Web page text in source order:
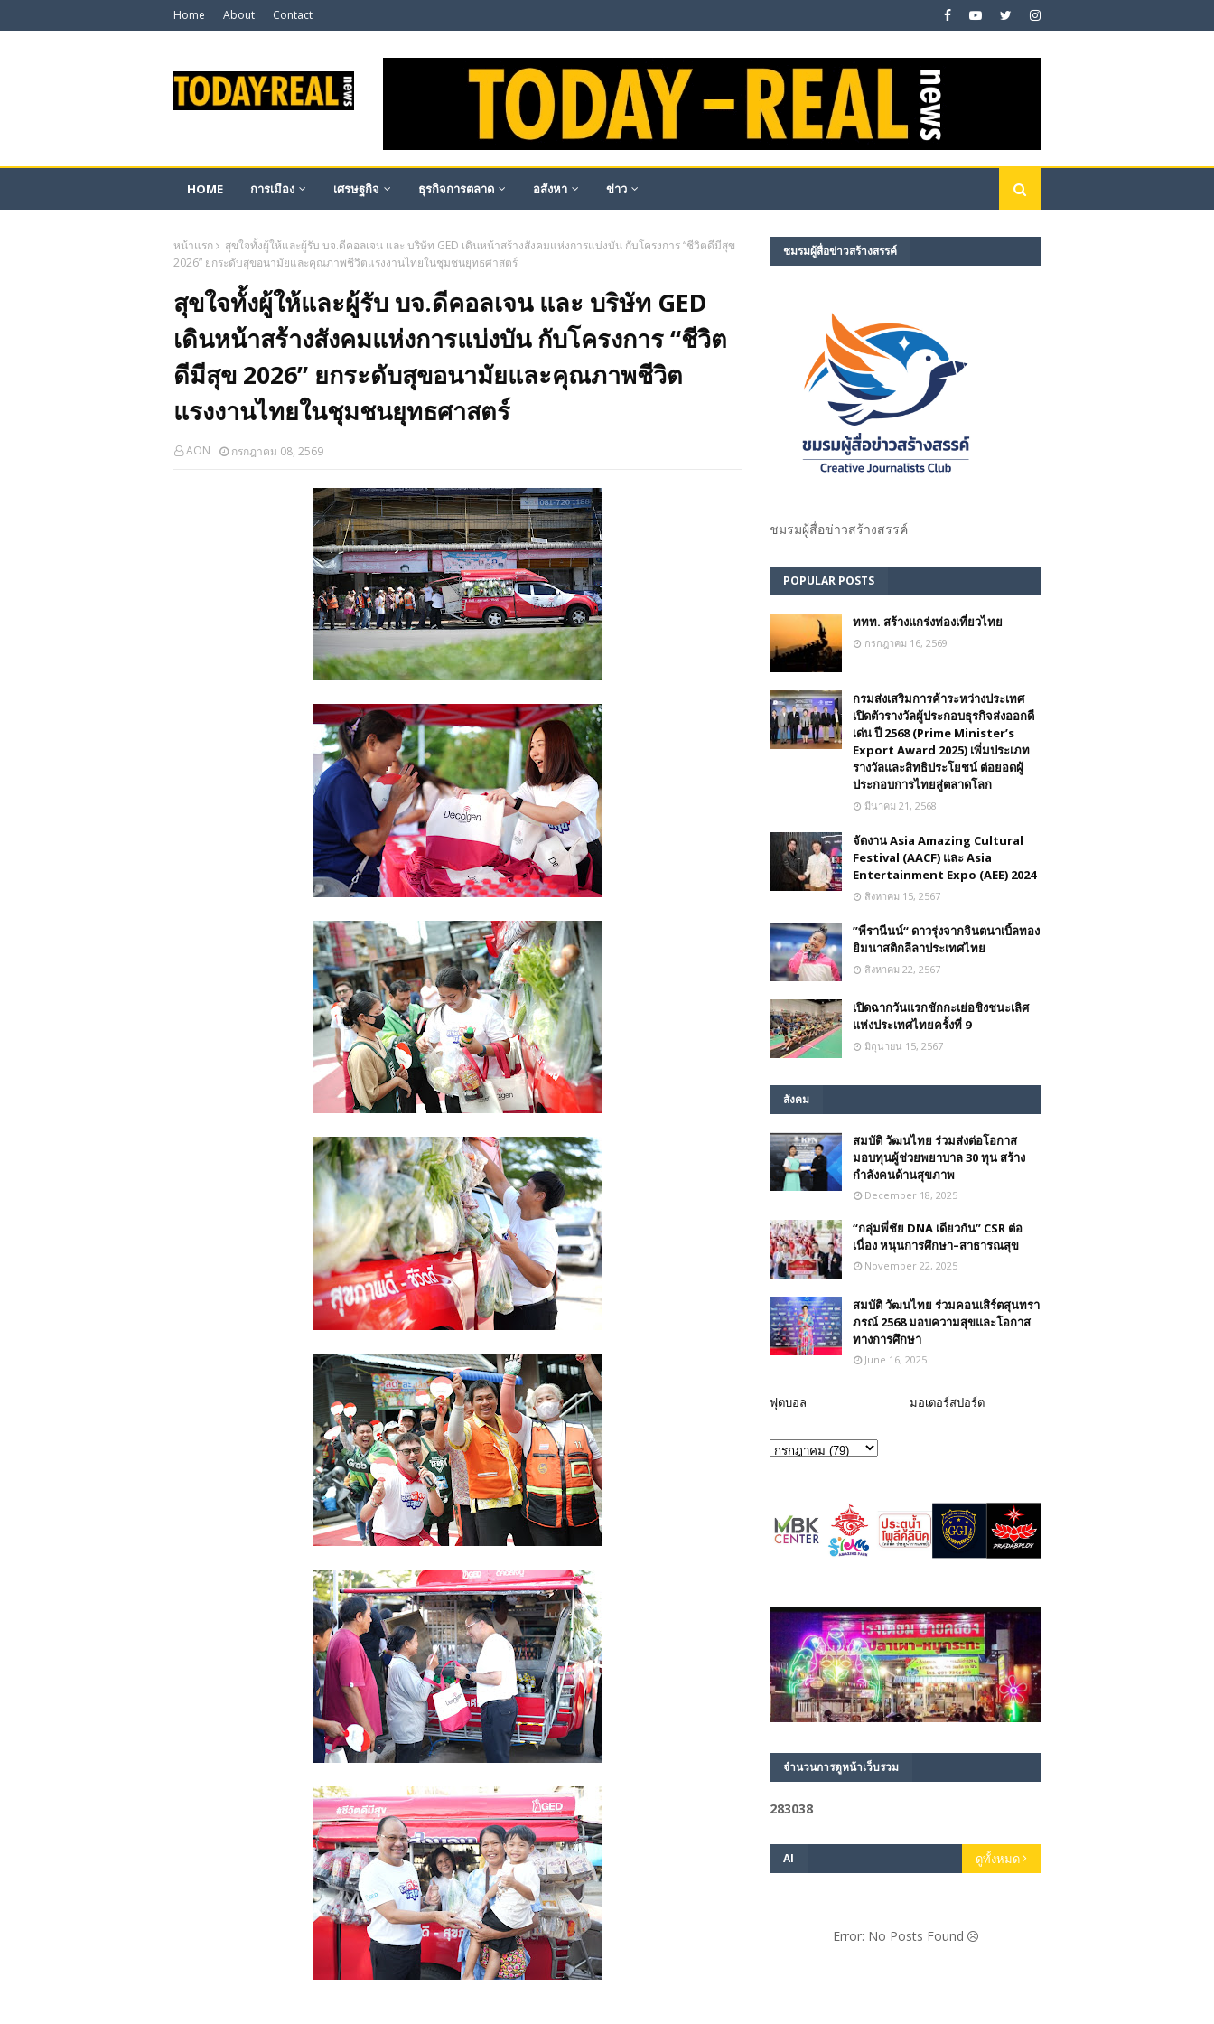
Home About Contact
HOME การเมือง เศรษฐกิจ ธุรกิจการตลาด อสังหา ข่าว
หน้าแรก
สุขใจทั้งผู้ให้และผู้รับ บจ.ดีคอลเจน และ บริษัท GED เดินหน้าสร้างสังคมแห่งการแบ่งบัน​ กับโครงการ “ชีวิตดีมีสุข
2026” ยกระดับสุขอนามัยและคุณภาพชีวิตแรงงานไทยในชุมชนยุทธศาสตร์
สุขใจทั้งผู้ให้และผู้รับ บจ.ดีคอลเจน และ บริษัท GED
เดินหน้าสร้างสังคมแห่งการแบ่งบัน​ กับโครงการ “ชีวิต
ดีมีสุข 2026” ยกระดับสุขอนามัยและคุณภาพชีวิต
แรงงานไทยในชุมชนยุทธศาสตร์
AON กรกฎาคม 08, 2569
ชมรม​ผู้สื่อข่าวสร้างสรรค์​
ชมรม​ผู้สื่อข่าวสร้างสรรค์​
POPULAR POSTS
ททท. สร้างแกร่งท่องเที่ยวไทย
กรกฎาคม 16, 2569
กรมส่งเสริมการค้าระหว่างประเทศ
เปิดตัวรางวัลผู้ประกอบธุรกิจส่งออกดี
เด่น ปี 2568 (Prime Minister’s
Export Award 2025) เพิ่มประเภท
รางวัลและสิทธิประโยชน์ ต่อยอดผู้
ประกอบการไทยสู่ตลาดโลก
มีนาคม 21, 2568
จัดงาน Asia Amazing Cultural
Festival (AACF) และ Asia
Entertainment Expo (AEE) 2024
สิงหาคม 15, 2567
”พีรานีนน์“​ ดาวรุ่งจากจินตนาเบิ้ลทอง
ยิมนาสติกลีลาประเทศไทย
สิงหาคม 22, 2567
เปิดฉากวันแรกชักกะเย่อชิงชนะเลิศ
แห่งประเทศไทยครั้งที่ 9
มิถุนายน 15, 2567
สังคม
สมบัติ วัฒนไทย ร่วมส่งต่อโอกาส
มอบทุนผู้ช่วยพยาบาล 30 ทุน สร้าง
กำลังคนด้านสุขภาพ
December 18, 2025
“กลุ่มพี่ชัย DNA เดียวกัน” CSR ต่อ
เนื่อง หนุนการศึกษา–สาธารณสุข
November 22, 2025
สมบัติ วัฒนไทย ร่วมคอนเสิร์ตสุนทรา
ภรณ์ 2568 มอบความสุขและโอกาส
ทางการศึกษา
June 16, 2025
ฟุตบอล มอเตอร์สปอร์ต
จำนวนการดูหน้าเว็บรวม
283038
AI ดูทั้งหมด
Error: No Posts Found